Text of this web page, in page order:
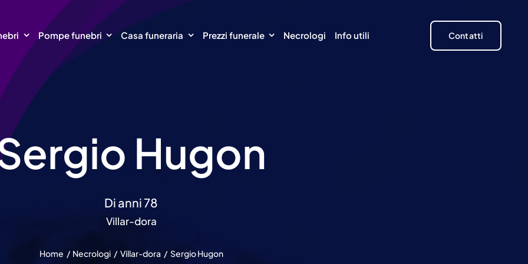
Pompe funebri Casa funeraria Prezzi funerale Necrologi Info utili Contatti
Hugon
Di anni 78
Villar-dora
Home Necrologi Villar-dora Sergio Hugon